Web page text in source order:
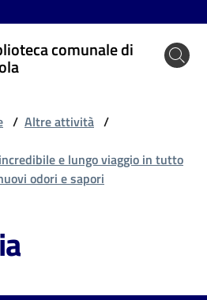
comunale di
/ Altre attività /
e lungo viaggio in tutto
odori e sapori